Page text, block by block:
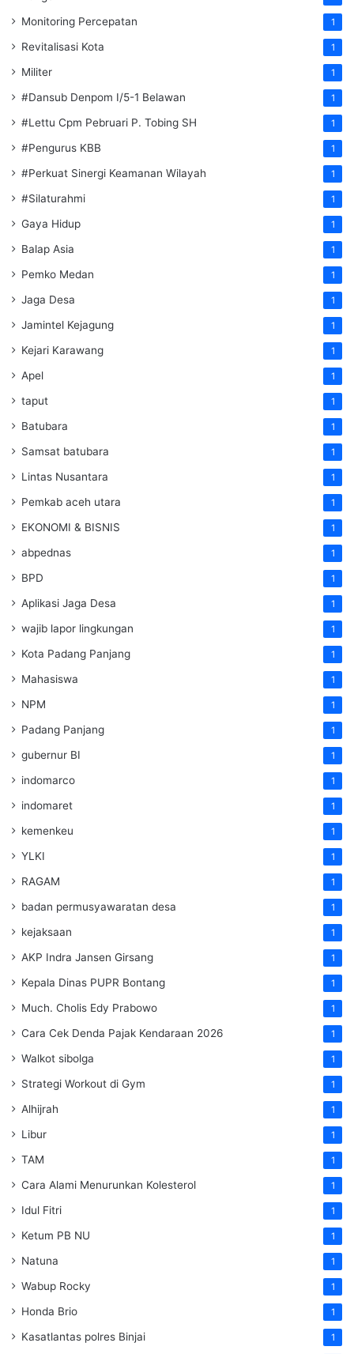
Monitoring Percepatan 1
Revitalisasi Kota 1
Militer 1
#Dansub Denpom I/5-1 Belawan 1
#Lettu Cpm Pebruari P. Tobing SH 1
#Pengurus KBB 1
#Perkuat Sinergi Keamanan Wilayah 1
#Silaturahmi 1
Gaya Hidup 1
Balap Asia 1
Pemko Medan 1
Jaga Desa 1
Jamintel Kejagung 1
Kejari Karawang 1
Apel 1
taput 1
Batubara 1
Samsat batubara 1
Lintas Nusantara 1
Pemkab aceh utara 1
EKONOMI & BISNIS 1
abpednas 1
BPD 1
Aplikasi Jaga Desa 1
wajib lapor lingkungan 1
Kota Padang Panjang 1
Mahasiswa 1
NPM 1
Padang Panjang 1
gubernur BI 1
indomarco 1
indomaret 1
kemenkeu 1
YLKI 1
RAGAM 1
badan permusyawaratan desa 1
kejaksaan 1
AKP Indra Jansen Girsang 1
Kepala Dinas PUPR Bontang 1
Much. Cholis Edy Prabowo 1
Cara Cek Denda Pajak Kendaraan 2026 1
Walkot sibolga 1
Strategi Workout di Gym 1
Alhijrah 1
Libur 1
TAM 1
Cara Alami Menurunkan Kolesterol 1
Idul Fitri 1
Ketum PB NU 1
Natuna 1
Wabup Rocky 1
Honda Brio 1
Kasatlantas polres Binjai 1